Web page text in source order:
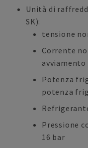
Unità di
SK):
tensione
Corrente
avviamento
Potenza
potenza
Pressione
16 bar